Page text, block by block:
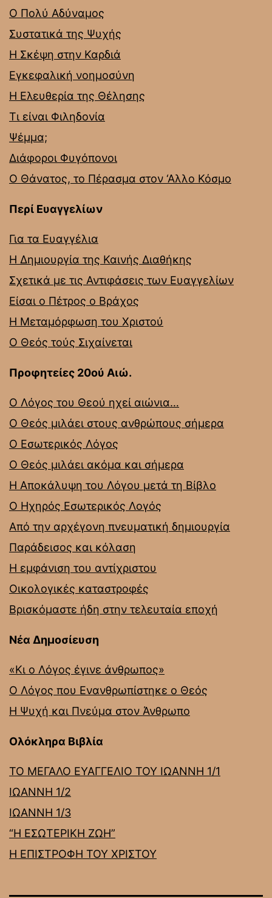
Ο Πολύ Αδύναμος
Συστατικά της Ψυχής
Η Σκέψη στην Καρδιά
Εγκεφαλική νοημοσύνη
Η Ελευθερία της Θέλησης
Τι είναι Φιληδονία
Ψέμμα;
Διάφοροι Φυγόπονοι
Ο Θάνατος, το Πέρασμα στον ‘Αλλο Κόσμο
Περί Ευαγγελίων
Για τα Ευαγγέλια
Η Δημιουργία της Καινής Διαθήκης
Σχετικά με τις Αντιφάσεις των Ευαγγελίων
Είσαι ο Πέτρος ο Βράχος
Η Μεταμόρφωση του Χριστού
Ο Θεός τούς Σιχαίνεται
Προφητείες 20ού Αιώ.
Ο Λόγος του Θεού ηχεί αιώνια…
Ο Θεός μιλάει στους ανθρώπους σήμερα
Ο Εσωτερικός Λόγος
Ο Θεός μιλάει ακόμα και σήμερα
Η Αποκάλυψη του Λόγου μετά τη Βίβλο
Ο Ηχηρός Εσωτερικός Λογός
Από την αρχέγονη πνευματική δημιουργία
Παράδεισος και κόλαση
Η εμφάνιση του αντίχριστου
Οικολογικές καταστροφές
Βρισκόμαστε ήδη στην τελευταία εποχή
Νέα Δημοσίευση
«Κι ο Λόγος έγινε άνθρωπος»
Ο Λόγος που Ενανθρωπίστηκε ο Θεός
Η Ψυχή και Πνεύμα στον Άνθρωπο
Ολόκληρα Βιβλία
ΤΟ ΜΕΓΑΛΟ ΕΥΑΓΓΕΛΙΟ ΤΟΥ ΙΩΑΝΝΗ 1/1
ΙΩΑΝΝΗ 1/2
ΙΩΑΝΝΗ 1/3
“Η ΕΣΩΤΕΡΙΚΗ ΖΩΗ”
Η ΕΠΙΣΤΡΟΦΗ ΤΟΥ ΧΡΙΣΤΟΥ